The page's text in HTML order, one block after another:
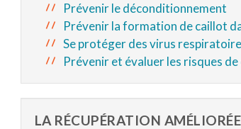
Prévenir le déconditionnement
Prévenir la formation de caillot
Se protéger des virus
Prévenir et évaluer les risques de
LA RÉCUPÉRATION